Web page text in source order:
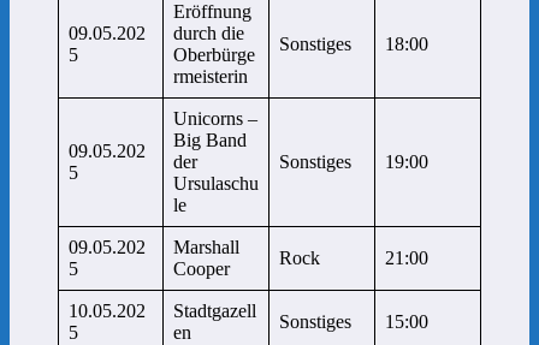
09.05.202
5
Eröffnung
durch die
Oberbürge
rmeisterin
Sonstiges 18:00
09.05.202
5
Unicorns –
Big Band
der
Ursulaschu
le
Sonstiges 19:00
09.05.202
5
Marshall
Cooper
Rock 21:00
10.05.202
5
Stadtgazell
en
Sonstiges 15:00